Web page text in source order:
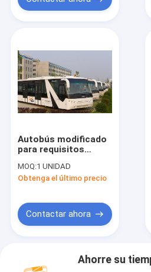
Autobús modificado
para requisitos
autobús del pasajero
del aeropuerto del
MOQ:1 UNIDAD
Obtenga el último precio
Contactar ahora
Ahorre su